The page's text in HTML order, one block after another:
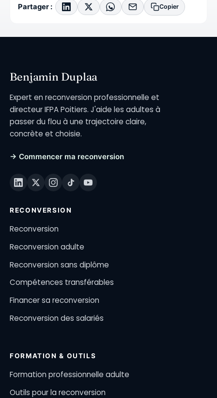
Partager : Copier
Benjamin Duplaa
Expert en reconversion professionnelle et
directeur IFPA Poitiers. J'aide les adultes à
passer du flou à une trajectoire claire,
concrète et choisie.
→ Commencer ma reconversion
RECONVERSION
Reconversion
Reconversion adulte
Reconversion sans diplôme
Compétences transférables
Financer sa reconversion
Reconversion des salariés
FORMATION & OUTILS
Formation professionnelle adulte
Outils pour la reconversion